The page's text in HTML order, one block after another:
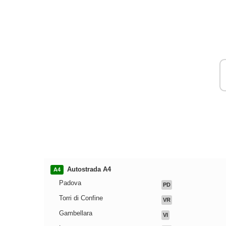
A4
Autostrada A4
Padova
PD
Torri di Confine VR
Gambellara VI